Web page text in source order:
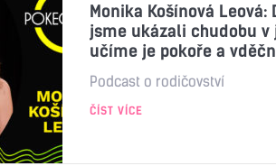
Monika Košínová Leová:
jsme ukázali chudobu v
učíme je pokoře a
Podcast o rodičovství
ČÍST VÍCE